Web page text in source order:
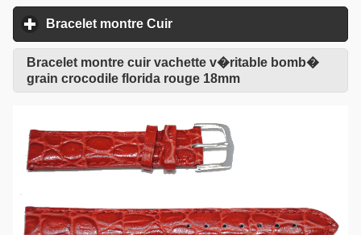
Bracelet montre Cuir
Bracelet montre cuir vachette v�ritable bomb�
grain crocodile florida rouge 18mm